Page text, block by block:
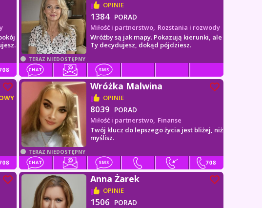
TERAZ NIEDOSTĘPNY
OPINIE
1384 PORAD
Miłość i partnerstwo, Rozstania i rozwody
Wróżby są jak mapy. Pokazują kierunki, ale
Ty decydujesz, dokąd pójdziesz.
TERAZ NIEDOSTĘPNY
Wróżka Malwina
OPINIE
8039 PORAD
Miłość i partnerstwo, Finanse
Twój klucz do lepszego życia jest bliżej, niż
myślisz.
Anna Żarek
OPINIE
1506 PORAD